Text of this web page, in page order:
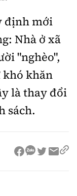
định mới
Nhà ở xã
"nghèo",
khó khăn
là thay đổi
sách.